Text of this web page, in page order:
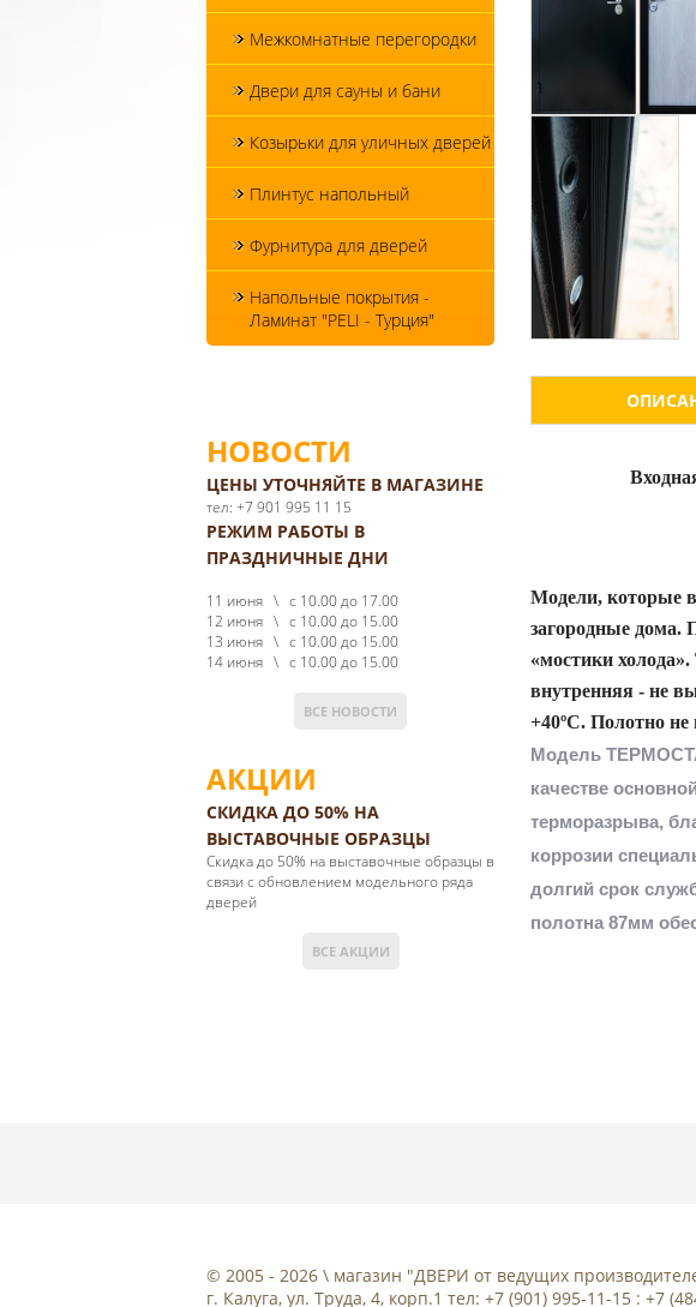
Межкомнатные перегородки
Двери для сауны и бани
Козырьки для уличных дверей
Плинтус напольный
Фурнитура для дверей
Напольные покрытия -
Ламинат "PELI - Турция"
НОВОСТИ
ЦЕНЫ УТОЧНЯЙТЕ В МАГАЗИНЕ
тел: +7 901 995 11 15
РЕЖИМ РАБОТЫ В
ПРАЗДНИЧНЫЕ ДНИ
11 июня \ с 10.00 до 17.00
12 июня \ с 10.00 до 15.00
13 июня \ с 10.00 до 15.00
14 июня \ с 10.00 до 15.00
ВСЕ НОВОСТИ
АКЦИИ
СКИДКА ДО 50% НА
ВЫСТАВОЧНЫЕ ОБРАЗЦЫ
Cкидка до 50% на выставочные образцы в
связи с обновлением модельного ряда
дверей
ВСЕ АКЦИИ
Модели, которые
загородные дома.
«мостики
внутренняя - не
+40ºC. Полотно не
Модель
качестве
терморазрыва,
коррозии
долгий срок
полотна 87мм
© 2005 - 2026 \ магазин "ДВЕРИ от ведущих
г. Калуга, ул. Труда, 4, корп.1 тел: +7 (901) 995-11-15 : +7